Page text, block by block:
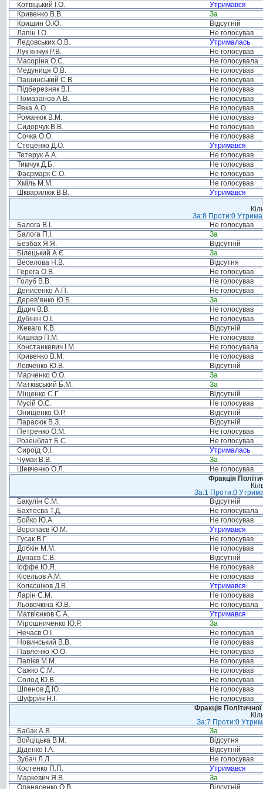
Котвіцький І.О.
Утримався
Кривенко В.В.
За
Кришин О.Ю.
Відсутній
Лапін І.О.
Не голосував
Ледовських О.В.
Утрималась
Лук’янчук Р.В.
Не голосував
Масоріна О.С.
Не голосувала
Медуниця О.В.
Не голосував
Пашинський С.В.
Не голосував
Підберезняк В.І.
Не голосував
Помазанов А.В.
Не голосував
Река А.О.
Не голосував
Романюк В.М.
Не голосував
Сидорчук В.В.
Не голосував
Сочка О.О.
Не голосував
Стеценко Д.О.
Утримався
Тетерук А.А.
Не голосував
Тимчук Д.Б.
Не голосував
Фаєрмарк С.О.
Не голосував
Хміль М.М.
Не голосував
Шкварилюк В.В.
Утримався
За:8 Проти:0
Балога В.І.
Не голосував
Балога П.І.
За
Безбах Я.Я.
Відсутній
Білецький А.Є.
За
Веселова Н.В.
Відсутня
Герега О.В.
Не голосував
Голуб В.В.
Не голосував
Денисенко А.П.
Не голосував
Дерев’янко Ю.Б.
За
Дідич В.В.
Не голосував
Дубінін О.І.
Не голосував
Жеваго К.В.
Відсутній
Кишкар П.М.
Не голосував
Констанкевич І.М.
Не голосувала
Кривенко В.М.
Не голосував
Левченко Ю.В.
Відсутній
Марченко О.О.
За
Матківський Б.М.
За
Міщенко С.Г.
Відсутній
Мусій О.С.
Не голосував
Онищенко О.Р.
Відсутній
Парасюк В.З.
Відсутній
Петренко О.М.
Не голосував
Розенблат Б.С.
Не голосував
Сироїд О.І.
Утрималась
Чумак В.В.
За
Шевченко О.Л.
Не голосував
Фракція
За:1 Проти:0
Бакулін Є.М.
Відсутній
Бахтеєва Т.Д.
Не голосувала
Бойко Ю.А.
Не голосував
Воропаєв Ю.М.
Утримався
Гусак В.Г.
Не голосував
Добкін М.М.
Не голосував
Дунаєв С.В.
Відсутній
Іоффе Ю.Я.
Не голосував
Кісельов А.М.
Не голосував
Колєсніков Д.В.
Утримався
Ларін С.М.
Не голосував
Льовочкіна Ю.В.
Не голосувала
Матвієнков С.А.
Утримався
Мірошниченко Ю.Р.
За
Нечаєв О.І.
Не голосував
Новинський В.В.
Не голосував
Павленко Ю.О.
Не голосував
Папієв М.М.
Не голосував
Сажко С.М.
Не голосував
Солод Ю.В.
Не голосував
Шпенов Д.Ю.
Не голосував
Шуфрич Н.І.
Не голосував
Фракція
За:7 Проти:0
Бабак А.В.
За
Войціцька В.М.
Відсутня
Діденко І.А.
Відсутній
Зубач Л.Л.
Не голосував
Костенко П.П.
Утримався
Маркевич Я.В.
За
Опанасенко О.В.
Відсутній